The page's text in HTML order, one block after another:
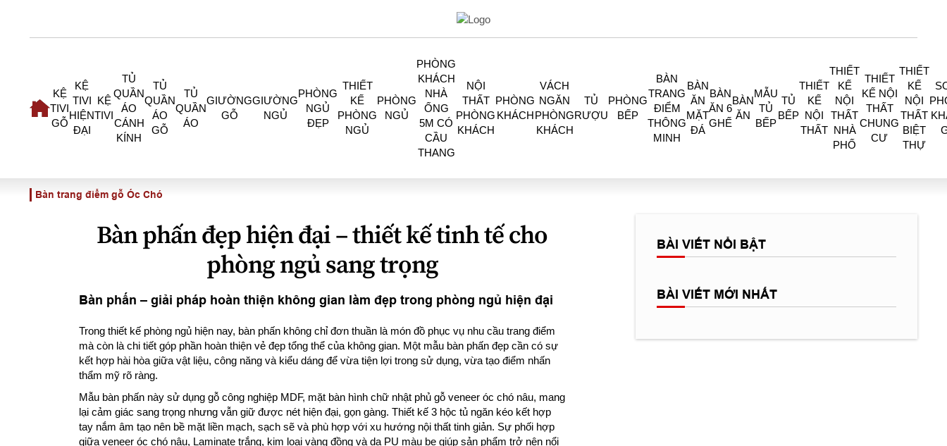
KỆ
TIVI
GỖ
KỆ
TIVI
HIỆN
ĐẠI
KỆ
TIVI
TỦ
QUẦN
ÁO
CÁNH
KÍNH
TỦ
QUẦN
ÁO
GỖ
TỦ
QUẦN
ÁO
GIƯỜNG
GỖ
GIƯỜNG
NGỦ
PHÒNG
NGỦ
ĐẸP
THIẾT
KẾ
PHÒNG
NGỦ
PHÒNG
NGỦ
PHÒNG
KHÁCH
NHÀ
ỐNG
5M CÓ
CẦU
THANG
NỘI
THẤT
PHÒNG
KHÁCH
PHÒNG
KHÁCH
VÁCH
NGĂN
PHÒNG
KHÁCH
TỦ
RƯỢU
PHÒNG
BẾP
BÀN
TRANG
ĐIỂM
THÔNG
MINH
BÀN
ĂN
MẶT
ĐÁ
BÀN
ĂN 6
GHẾ
BÀN
ĂN
MẪU
TỦ
BẾP
TỦ
BẾP
THIẾT
KẾ
NỘI
THẤT
THIẾT
KẾ
NỘI
THẤT
NHÀ
PHỐ
THIẾT
KẾ NỘI
THẤT
CHUNG
CƯ
THIẾT
KẾ
NỘI
THẤT
BIỆT
THỰ
Bàn trang điểm gỗ Óc Chó
Bàn phấn đẹp hiện đại – thiết kế tinh tế cho
phòng ngủ sang trọng
Bàn phấn – giải pháp hoàn thiện không gian làm đẹp trong phòng ngủ hiện đại
Trong thiết kế phòng ngủ hiện nay, bàn phấn không chỉ đơn thuần là món đồ phục vụ nhu cầu trang điểm
mà còn là chi tiết góp phần hoàn thiện vẻ đẹp tổng thể của không gian. Một mẫu bàn phấn đẹp cần có sự
kết hợp hài hòa giữa vật liệu, công năng và kiểu dáng để vừa tiện lợi trong sử dụng, vừa tạo điểm nhấn
thẩm mỹ rõ ràng.
Mẫu bàn phấn này sử dụng gỗ công nghiệp MDF, mặt bàn hình chữ nhật phủ gỗ veneer óc chó nâu, mang
lại cảm giác sang trọng nhưng vẫn giữ được nét hiện đại, gọn gàng. Thiết kế 3 hộc tủ ngăn kéo kết hợp
tay nắm âm tạo nên bề mặt liền mạch, sạch sẽ và phù hợp với xu hướng nội thất tinh giản. Sự phối hợp
giữa veneer óc chó nâu, Laminate trắng, kim loại vàng đồng và da PU màu be giúp sản phẩm trở nên nổi
BÀI VIẾT NỔI BẬT
BÀI VIẾT MỚI NHẤT